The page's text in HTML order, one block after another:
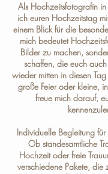
Als Hochzeitsfotografin in
ich euren Hochzeitstag
einem Blick für die
mich bedeutet
Bilder zu machen,
schaffen, die euch
wieder mitten in diesen
große Feier oder kleine,
freue mich darauf,
Individuelle Begleitung
Ob standesamtliche
Hochzeit oder freie
verschiedene Pakete, die